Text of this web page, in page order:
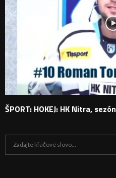
ŠPORT: HOKEJ: HK Nitra,